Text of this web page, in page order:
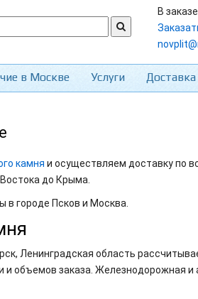
В
в Москве Услуги Доставка
камня и осуществляем доставку по
до Крыма.
в городе Псков и Москва.
Ленинградская область
объемов заказа. Железнодорожная и